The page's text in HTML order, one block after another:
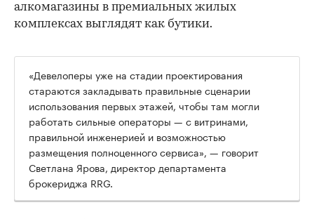
алкомагазины в премиальных жилых
комплексах выглядят как бутики.
00:00
«Девелоперы уже на стадии проектирования
стараются закладывать правильные сценарии
использования первых этажей, чтобы там могли
работать сильные операторы — с витринами,
правильной инженерией и возможностью
размещения полноценного сервиса», — говорит
Светлана Ярова, директор департамента
брокериджа RRG.